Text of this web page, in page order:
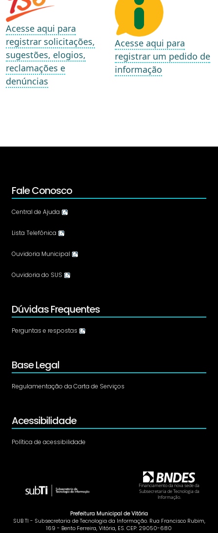
Acesse aqui para
registrar solicitações,
sugestões, elogios,
reclamações e
denúncias
Acesse aqui para
registrar um pedido de
informação
Fale Conosco
Central de Ajuda
Lista Telefônica
Ouvidoria Municipal
Ouvidoria do SUS
Dúvidas Frequentes
Perguntas e respostas
Base Legal
Regulamentação da Carta de Serviços
Acessibilidade
Política de acessibilidade
Financiamento da nova sede da
Subsecretaria de Tecnologia da
Informação.
Prefeitura Municipal de Vitória
SUB TI - Subsecretaria de Tecnologia da Informação. Rua Francisco Rubim,
169 - Bento Ferreira, Vitória, ES. CEP: 29050-680